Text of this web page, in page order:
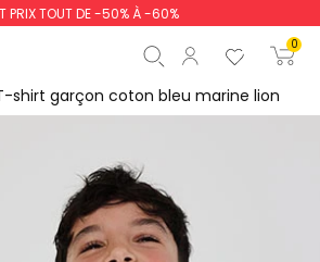
PRIX TOUT DE -50% À -60%
0
shirt garçon coton bleu marine lion